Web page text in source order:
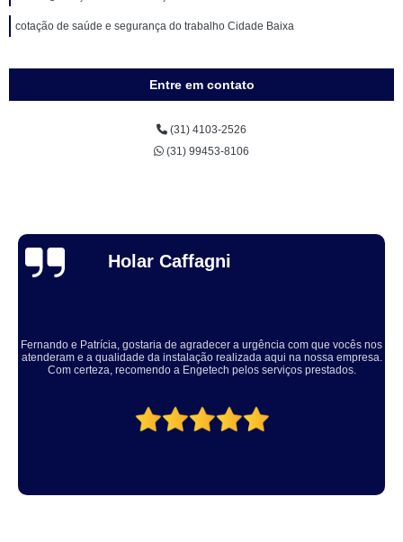
cotação de saúde e segurança do trabalho Cidade Baixa
Entre em contato
(31) 4103-2526
(31) 99453-8106
Thuane Maiara
Solucionaram o problema muito rápido, equipe educada e atenciosa. Vale
a pena, meu equipamento ficou ótimo.